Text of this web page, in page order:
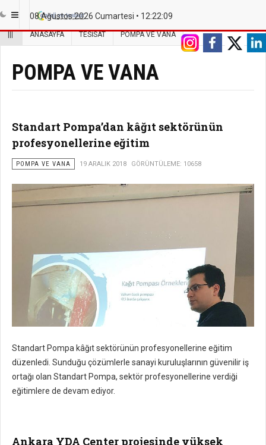
08 Ağustos 2026 Cumartesi • 12:22:10
ANASAYFA TESISAT POMPA VE VANA
POMPA VE VANA
Standart Pompa’dan kâğıt sektörünün
profesyonellerine eğitim
POMPA VE VANA 19 ARALIK 2018 GÖRÜNTÜLEME: 10658
Standart Pompa kâğıt sektörünün profesyonellerine eğitim
düzenledi. Sunduğu çözümlerle sanayi kuruluşlarının güvenilir iş
ortağı olan Standart Pompa, sektör profesyonellerine verdiği
eğitimlere de devam ediyor.
Ankara YDA Center projesinde yüksek